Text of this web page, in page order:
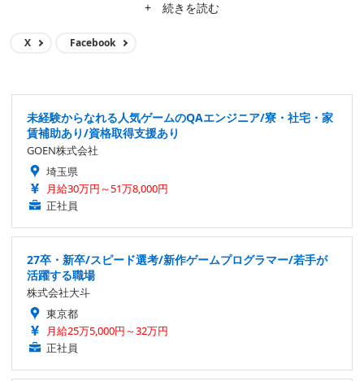
+ 続きを読む
X Facebook
未経験からなれる人気ゲームのQAエンジニア/寮・社宅・家
賃補助あり/資格取得支援あり
GOEN株式会社
埼玉県
月給30万円～51万8,000円
正社員
27卒・新卒/スピード選考/新作ゲームプログラマー/若手が
活躍する職場
株式会社大斗
東京都
月給25万5,000円～32万円
正社員